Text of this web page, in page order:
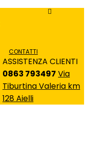
CONTATTI
ASSISTENZA CLIENTI
0863 793497 Via
Tiburtina Valeria km
128 Aielli